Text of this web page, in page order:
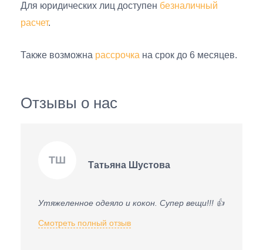
Для юридических лиц доступен безналичный
расчет.
Также возможна рассрочка на срок до 6 месяцев.
Отзывы о нас
ТШ Татьяна Шустова
Утяжеленное одеяло и кокон. Супер вещи!!! 👍
Смотреть полный отзыв